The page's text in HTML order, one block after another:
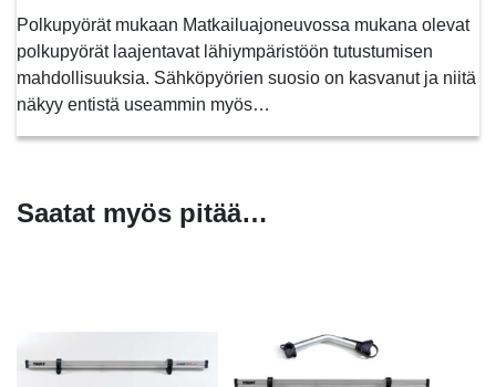
Polkupyörät mukaan Matkailuajoneuvossa mukana olevat
polkupyörät laajentavat lähiympäristöön tutustumisen
mahdollisuuksia. Sähköpyörien suosio on kasvanut ja niitä
näkyy entistä useammin myös…
Saatat myös pitää…